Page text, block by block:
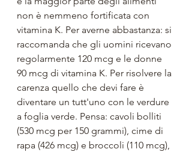
non è nemmeno fortificata con
vitamina K. Per averne abbastanza: si
raccomanda che gli uomini ricevano
regolarmente 120 mcg e le donne
90 mcg di vitamina K. Per risolvere la
carenza quello che devi fare è
diventare un tutt'uno con le verdure
a foglia verde. Pensa: cavoli bolliti
(530 mcg per 150 grammi), cime di
rapa (426 mcg) e broccoli (110 mcg),